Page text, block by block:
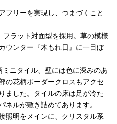
リーを実現し、つまづくこと
ット対面型を採用。草の模様
ウンター『木もれ日』に一目ぼ
ニタイル、壁には色に深みのあ
の花柄ボーダークロスもアクセ
ました。タイルの床は足が冷た
ネルが敷き詰めてあります。
照明をメインに、クリスタル系